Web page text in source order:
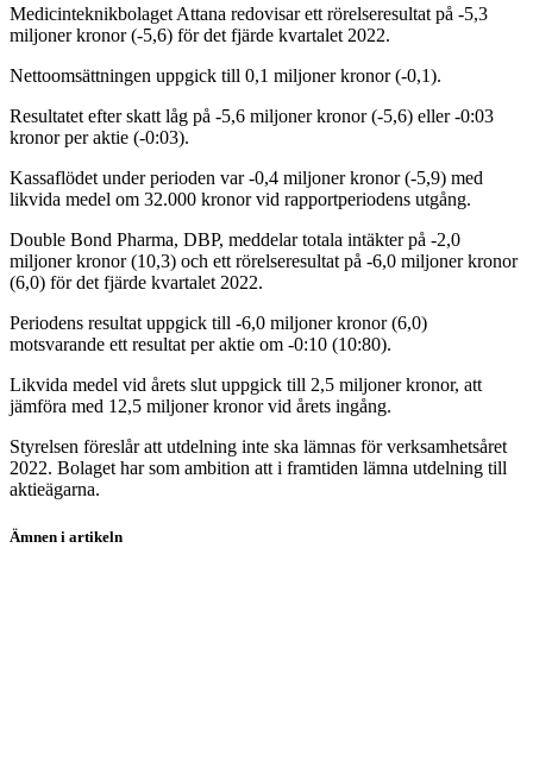
Medicinteknikbolaget Attana redovisar ett rörelseresultat på -5,3
miljoner kronor (-5,6) för det fjärde kvartalet 2022.
Nettoomsättningen uppgick till 0,1 miljoner kronor (-0,1).
Resultatet efter skatt låg på -5,6 miljoner kronor (-5,6) eller -0:03
kronor per aktie (-0:03).
Kassaflödet under perioden var -0,4 miljoner kronor (-5,9) med
likvida medel om 32.000 kronor vid rapportperiodens utgång.
Double Bond Pharma, DBP, meddelar totala intäkter på -2,0
miljoner kronor (10,3) och ett rörelseresultat på -6,0 miljoner kronor
(6,0) för det fjärde kvartalet 2022.
Periodens resultat uppgick till -6,0 miljoner kronor (6,0)
motsvarande ett resultat per aktie om -0:10 (10:80).
Likvida medel vid årets slut uppgick till 2,5 miljoner kronor, att
jämföra med 12,5 miljoner kronor vid årets ingång.
Styrelsen föreslår att utdelning inte ska lämnas för verksamhetsåret
2022. Bolaget har som ambition att i framtiden lämna utdelning till
aktieägarna.
Ämnen i artikeln